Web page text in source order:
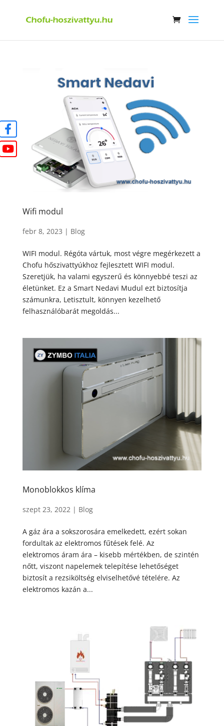
Wifi modul
febr 8, 2023 | Blog
WIFI modul. Régóta vártuk, most végre megérkezett a
Chofu hőszivattyúkhoz fejlesztett WIFI modul.
Szeretjük, ha valami egyszerű és könnyebbé teszi az
életünket. Ez a Smart Nedavi Mudul ezt biztosítja
számunkra, Letisztult, könnyen kezelhető
felhasználóbarát megoldás...
Monoblokkos klíma
szept 23, 2022 | Blog
A gáz ára a sokszorosára emelkedett, ezért sokan
fordultak az elektromos fűtések felé. Az
elektromos áram ára – kisebb mértékben, de szintén
nőtt, viszont napelemek telepítése lehetőséget
biztosít a rezsiköltség elviselhetővé tételére. Az
elektromos kazán a...